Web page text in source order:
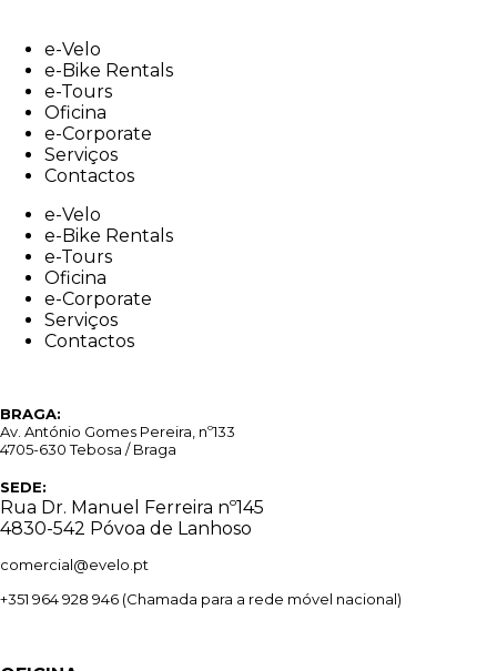
contente-Velo
e-Bike Rentals
e-Tours
Oficina
e-Corporate
Serviços
Contactos
e-Velo
e-Bike Rentals
e-Tours
Oficina
e-Corporate
Serviços
Contactos
BRAGA:
Av. António Gomes Pereira, nº133
4705-630 Tebosa / Braga
SEDE:
Rua Dr. Manuel Ferreira nº145
4830-542 Póvoa de Lanhoso
comercial@evelo.pt
+351 964 928 946 (Chamada para a rede móvel nacional)